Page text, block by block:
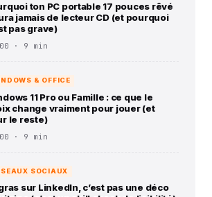
ton PC portable 17 pouces rêvé
jamais de lecteur CD (et pourquoi
pas grave)
· 9 min
& OFFICE
11 Pro ou Famille : ce que le
change vraiment pour jouer (et
le reste)
· 9 min
SOCIAUX
sur LinkedIn, c’est pas une déco